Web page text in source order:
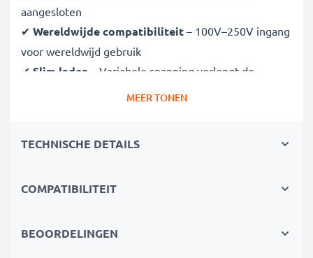
aangesloten
✔ Wereldwijde compatibiliteit – 100V–250V ingang
voor wereldwijd gebruik
✔ Slim laden – Variabele spanning verlengt de
levensduur van de batterij
oververhitting en kortsluiting
Compact & reisklaar
cameratas
MEER TONEN
TECHNISCHE DETAILS
COMPATIBILITEIT
BEOORDELINGEN